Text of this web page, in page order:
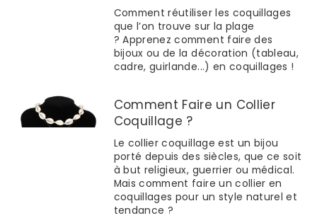
Comment réutiliser les coquillages
que l’on trouve sur la plage
? Apprenez comment faire des
bijoux ou de la décoration (tableau,
cadre, guirlande...) en coquillages !
Comment Faire un Collier
Coquillage ?
Le collier coquillage est un bijou
porté depuis des siècles, que ce soit
à but religieux, guerrier ou médical.
Mais comment faire un collier en
coquillages pour un style naturel et
tendance ?